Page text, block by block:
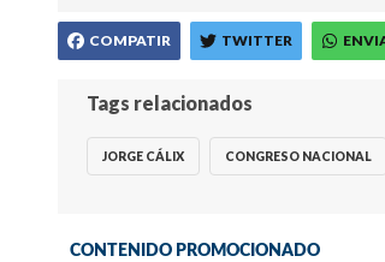
COMPATIR TWITTER
Tags relacionados
JORGE CÁLIX CONGRESO NACIONAL